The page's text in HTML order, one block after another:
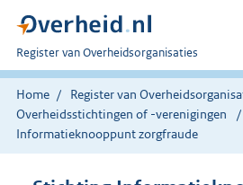
U
bent
nu
hier:
Register van Overheidsorganisaties
Home
Register van
Overheidsstichtingen of -verenigingen
Informatieknooppunt zorgfraude